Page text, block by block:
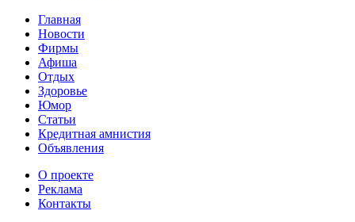
Главная
Новости
Фирмы
Афиша
Отдых
Здоровье
Юмор
Статьи
Кредитная амнистия
Объявления
О проекте
Реклама
Контакты